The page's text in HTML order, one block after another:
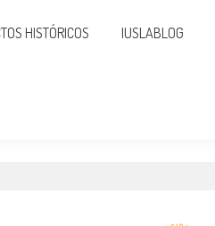
HISTÓRICOS IUSLABLOG